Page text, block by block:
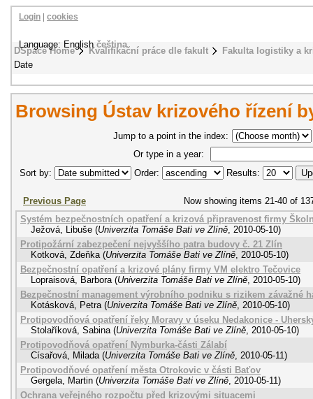
DSpace Home Kvalifikační práce dle fakult
Fakulta logistiky a
Date
Login cookies
Language: Englishčeština
Browsing Ústav krizového řízení
Jump to a point in the index:
Or type in a year:
Sort by:
Order: Results:
Previous Page
Now showing items 21-40 of
Systém bezpečnostních opatření a krizová připravenost firmy
Ježová, Libuše (Univerzita Tomáše Bati ve Zlíně, 2010-05-10)
Protipožární zabezpečení nejvyššího patra budovy č. 21 Zlín
Kotková, Zdeňka (Univerzita Tomáše Bati ve Zlíně, 2010-05-10)
Bezpečnostní opatření a krizové plány firmy VM elektro Tečovice
Lopraisová, Barbora (Univerzita Tomáše Bati ve Zlíně, 2010-05-10)
Bezpečnostní management výrobního podniku s rizikem závažné
Kotásková, Petra (Univerzita Tomáše Bati ve Zlíně, 2010-05-10)
Protipovodňová opatření řeky Moravy v úseku Nedakonice -
Stolaříková, Sabina (Univerzita Tomáše Bati ve Zlíně, 2010-05-10)
Protipovodňová opatření Nymburka-části Zálabí
Císařová, Milada (Univerzita Tomáše Bati ve Zlíně, 2010-05-11)
Protipovodňové opatření města Otrokovic v části Baťov
Gergela, Martin (Univerzita Tomáše Bati ve Zlíně, 2010-05-11)
Ochrana veřejného rozpočtu před krizovými situacemi